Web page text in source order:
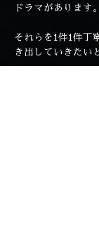
ドラマがあります。
それらを1件1件丁
き出していきたい